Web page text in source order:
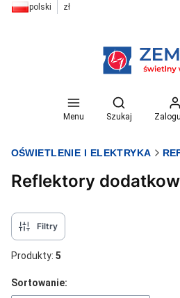
polski zł
Menu
Otwórz
Szukaj
OŚWIETLENIE I ELEKTRYKA
Reflektory
Filtry
Produkty: 5
Lista produktów
Sortowanie: